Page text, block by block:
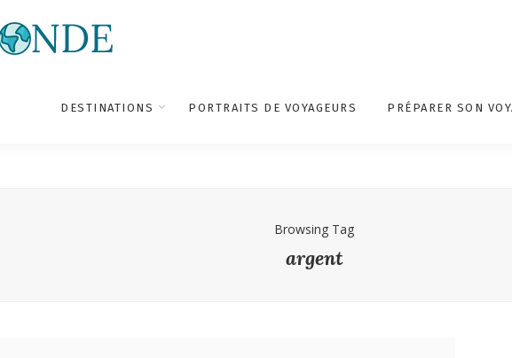
DESTINATIONS PORTRAITS DE VOYAGEURS PRÉPARER SON
Browsing Tag
argent